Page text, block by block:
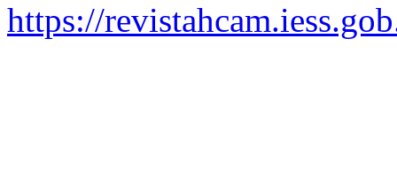
https://